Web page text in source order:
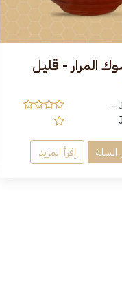
المرار - قليل
–
إقرأ المزيد